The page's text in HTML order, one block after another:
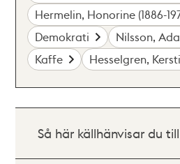
Hermelin, Honorine (1886-
Demokrati
Nilsson, Ada
Kaffe
Hesselgren,
Så här källhänvisar du